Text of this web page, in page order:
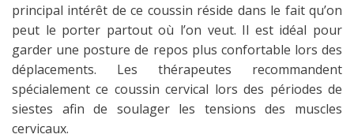
principal intérêt de ce coussin réside dans le fait qu’on
peut le porter partout où l’on veut. Il est idéal pour
garder une posture de repos plus confortable lors des
déplacements. Les thérapeutes recommandent
spécialement ce coussin cervical lors des périodes de
siestes afin de soulager les tensions des muscles
cervicaux.